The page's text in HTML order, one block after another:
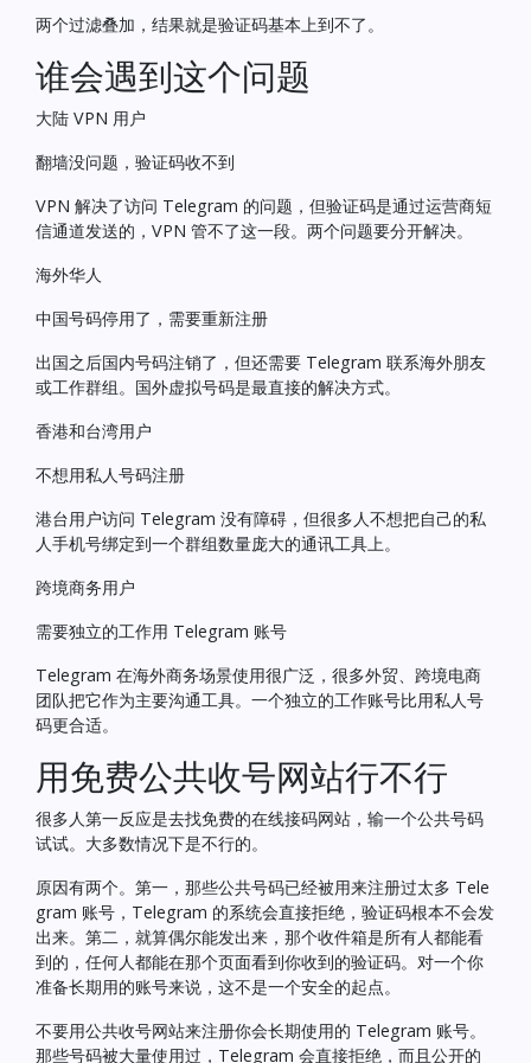
两个过滤叠加，结果就是验证码基本上到不了。
谁会遇到这个问题
大陆 VPN 用户
翻墙没问题，验证码收不到
VPN 解决了访问 Telegram 的问题，但验证码是通过运营商短
信通道发送的，VPN 管不了这一段。两个问题要分开解决。
海外华人
中国号码停用了，需要重新注册
出国之后国内号码注销了，但还需要 Telegram 联系海外朋友
或工作群组。国外虚拟号码是最直接的解决方式。
香港和台湾用户
不想用私人号码注册
港台用户访问 Telegram 没有障碍，但很多人不想把自己的私
人手机号绑定到一个群组数量庞大的通讯工具上。
跨境商务用户
需要独立的工作用 Telegram 账号
Telegram 在海外商务场景使用很广泛，很多外贸、跨境电商
团队把它作为主要沟通工具。一个独立的工作账号比用私人号
码更合适。
用免费公共收号网站行不行
很多人第一反应是去找免费的在线接码网站，输一个公共号码
试试。大多数情况下是不行的。
原因有两个。第一，那些公共号码已经被用来注册过太多 Tele
gram 账号，Telegram 的系统会直接拒绝，验证码根本不会发
出来。第二，就算偶尔能发出来，那个收件箱是所有人都能看
到的，任何人都能在那个页面看到你收到的验证码。对一个你
准备长期用的账号来说，这不是一个安全的起点。
不要用公共收号网站来注册你会长期使用的 Telegram 账号。
那些号码被大量使用过，Telegram 会直接拒绝，而且公开的